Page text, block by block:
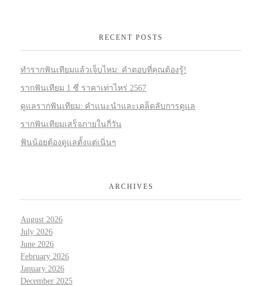
RECENT POSTS
ทำรากฟันเทียมแล้วเจ็บไหม: คำตอบที่คุณต้องรู้!
รากฟันเทียม 1 ซี่ ราคาเท่าไหร่ 2567
ดูแลรากฟันเทียม: คำแนะนำและเคล็ดลับการดูแล
รากฟันเทียมเสร็จภายในกี่วัน
ฟันน้อยต้องดูแลตั้งแต่เนิ่นๆ
ARCHIVES
August 2026
July 2026
June 2026
February 2026
January 2026
December 2025